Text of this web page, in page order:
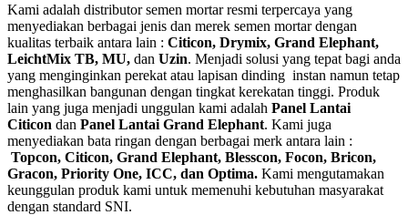
Kami adalah distributor semen mortar resmi terpercaya yang
menyediakan berbagai jenis dan merek semen mortar dengan
kualitas terbaik antara lain : Citicon, Drymix, Grand Elephant,
LeichtMix TB, MU, dan Uzin. Menjadi solusi yang tepat bagi anda
yang menginginkan perekat atau lapisan dinding instan namun tetap
menghasilkan bangunan dengan tingkat kerekatan tinggi. Produk
lain yang juga menjadi unggulan kami adalah Panel Lantai
Citicon dan Panel Lantai Grand Elephant. Kami juga
menyediakan bata ringan dengan berbagai merk antara lain :
Topcon, Citicon, Grand Elephant, Blesscon, Focon, Bricon,
Gracon, Priority One, ICC, dan Optima. Kami mengutamakan
keunggulan produk kami untuk memenuhi kebutuhan masyarakat
dengan standard SNI.